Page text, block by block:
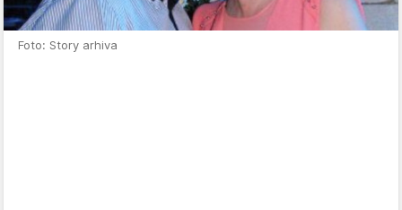
Foto: Story arhiva